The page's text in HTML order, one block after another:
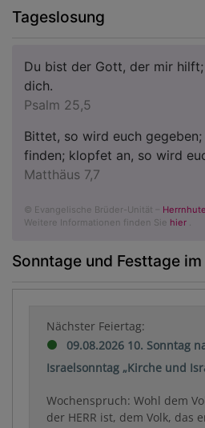
Tageslosung
Du bist der Gott, der mir
dich.
Psalm 25,5
Bittet, so wird euch
finden; klopfet an, so wird
Matthäus 7,7
© Evangelische Brüder-Unität –
Weitere Informationen finden Sie hier .
Sonntage und Festtage
Nächster Feiertag:
09.08.2026 10. Sonntag
Israelsonntag „Kirche und
Wochenspruch: Wohl dem
der HERR ist, dem Volk, das